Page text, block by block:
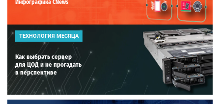
Инфографика CNews
ТЕХНОЛОГИЯ МЕСЯЦА
Как выбрать сервер
для ЦОД и не прогадать
в перспективе